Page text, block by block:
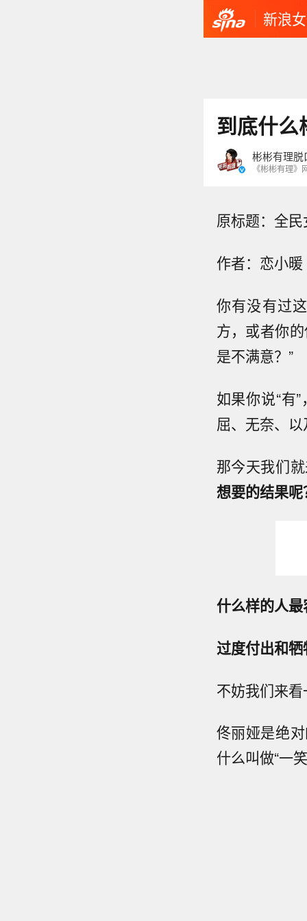
新浪
到底什么
彬彬有理脱
《彬彬有理
原标题：全
作者：恋小暖
你有没有过
方，或者你
是不满意？”
如果你说“有
屈、无奈、
那今天我们
想要的结果呢
什么样的人
过度付出和
不妨我们来
佟丽娅是绝
什么叫做“一